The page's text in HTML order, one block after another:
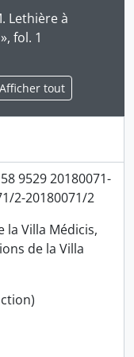
Lethière à
fol. 1
Afficher tout
9529 20180071-
2-20180071/2
la Villa Médicis,
de la Villa